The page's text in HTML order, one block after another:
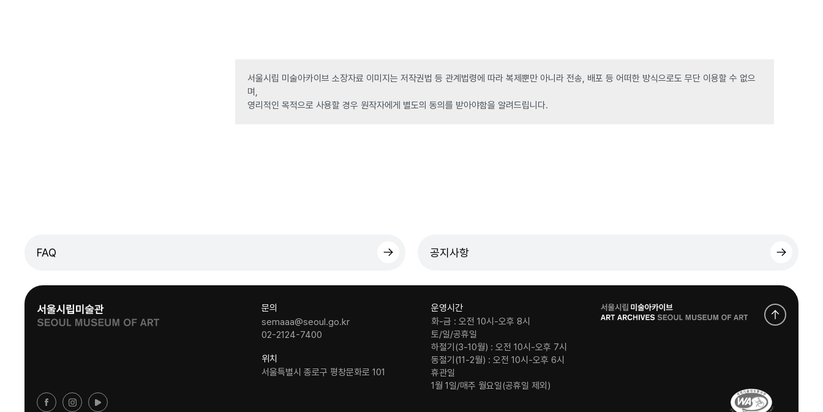
서울시립 미술아카이브 소장자료 이미지는 저작권법 등 관계법령에 따라 복제뿐만 아니라 전송, 배포 등 어떠한 방식으로도 무단 이용할 수 없으
며,
영리적인 목적으로 사용할 경우 원작자에게 별도의 동의를 받아야함을 알려드립니다.
FAQ 공지사항
문의
semaaa@seoul.go.kr
02-2124-7400
위치
서울특별시 종로구 평창문화로 101
운영시간
화-금 : 오전 10시-오후 8시
토/일/공휴일
하절기(3-10월) : 오전 10시-오후 7시
동절기(11-2월) : 오전 10시-오후 6시
휴관일
1월 1일/매주 월요일(공휴일 제외)
로
고